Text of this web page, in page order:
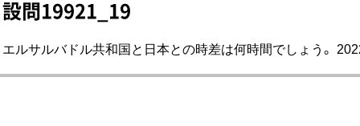
設問19921_19
エルサルバドル共和国と日本との時差は何時間でしょう。